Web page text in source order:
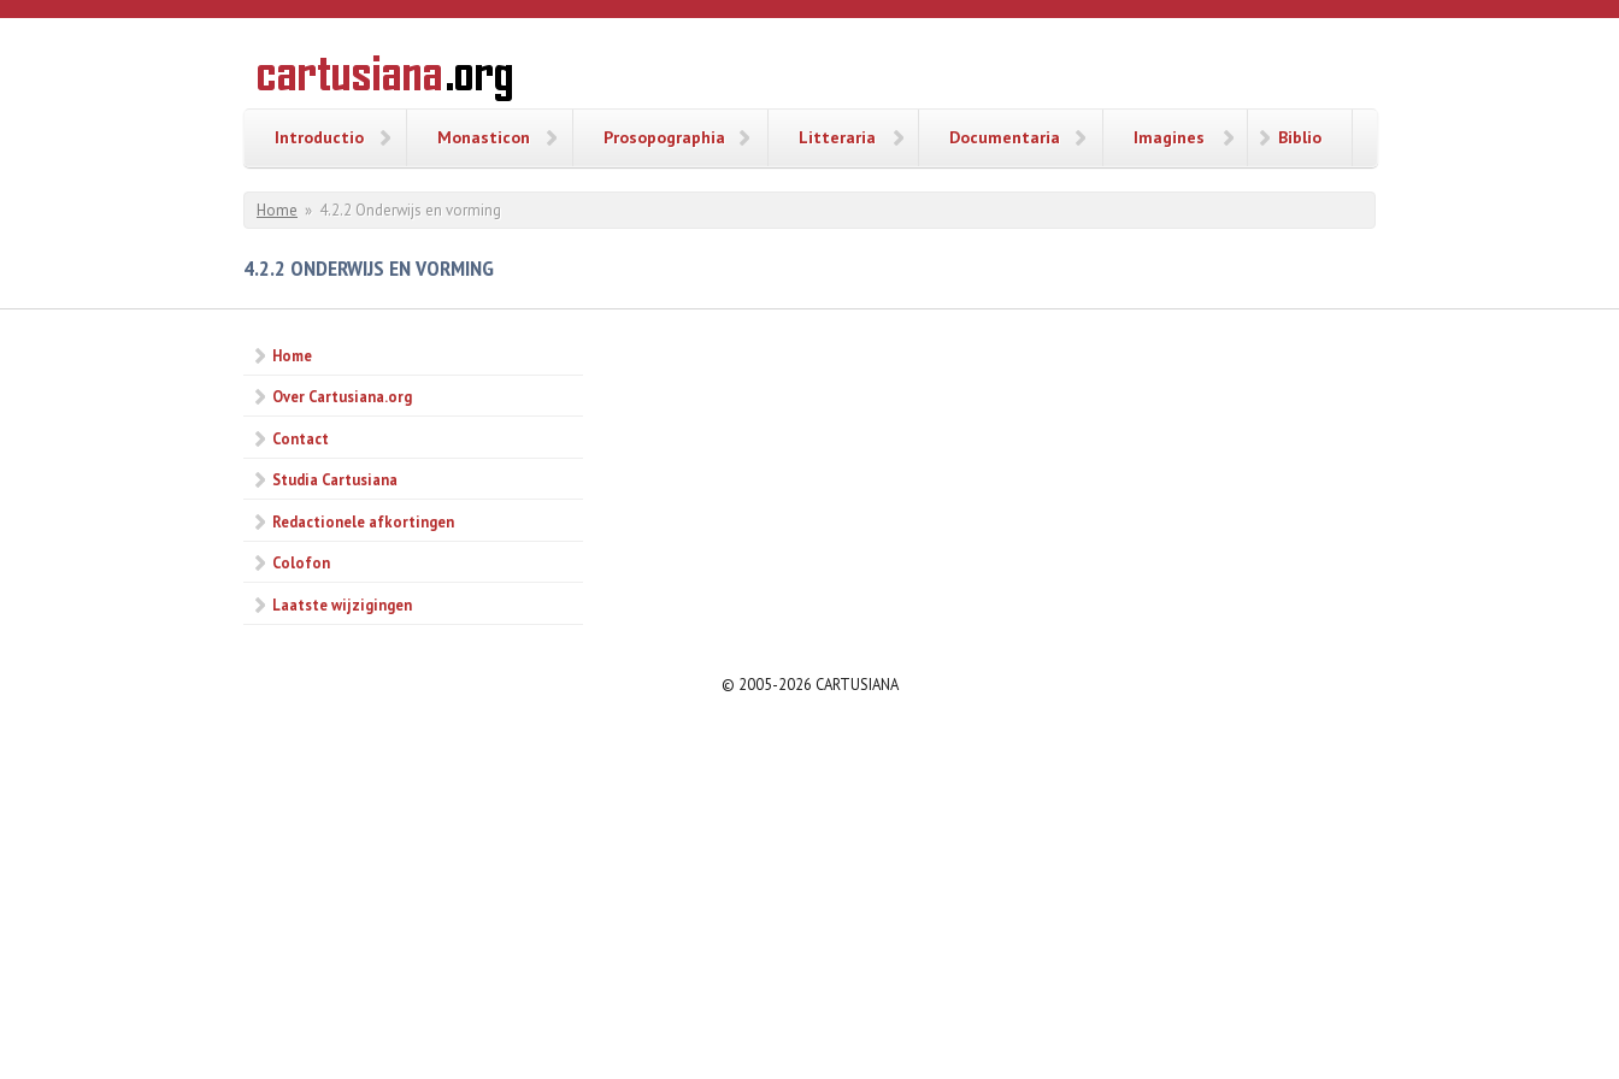
Overslaan en naar de inhoud gaan
CARTUSIANA
Geschiedenis
van de
Introductio Monasticon Prosopographia Litteraria Documentaria Imagines Biblio
U bent hier
Home » 4.2.2 Onderwijs en vorming
4.2.2 ONDERWIJS EN VORMING
Home
Over Cartusiana.org
Contact
Studia Cartusiana
Redactionele afkortingen
Colofon
Laatste wijzigingen
© 2005-2026 CARTUSIANA